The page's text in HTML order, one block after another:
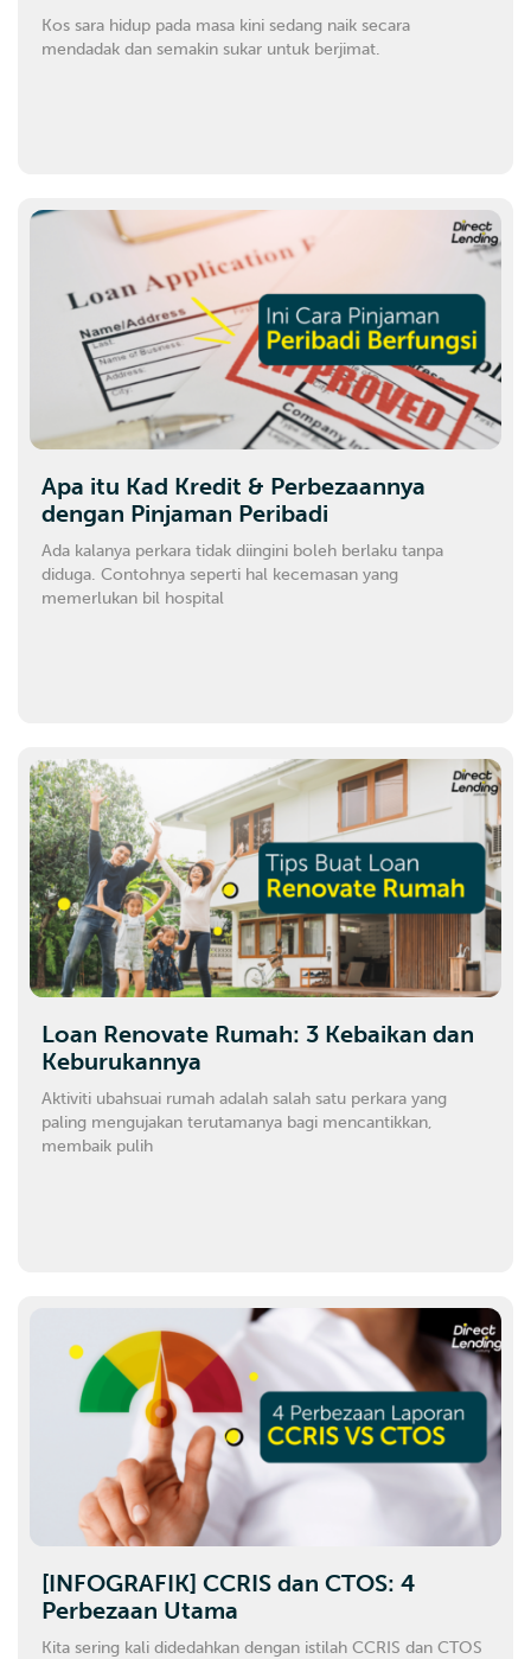
Kos sara hidup pada masa kini sedang naik secara
mendadak dan semakin sukar untuk berjimat.
Apa itu Kad Kredit & Perbezaannya
dengan Pinjaman Peribadi
Ada kalanya perkara tidak diingini boleh berlaku tanpa
diduga. Contohnya seperti hal kecemasan yang
memerlukan bil hospital
Loan Renovate Rumah: 3 Kebaikan dan
Keburukannya
Aktiviti ubahsuai rumah adalah salah satu perkara yang
paling mengujakan terutamanya bagi mencantikkan,
membaik pulih
[INFOGRAFIK] CCRIS dan CTOS: 4
Perbezaan Utama
Kita sering kali didedahkan dengan istilah CCRIS dan CTOS